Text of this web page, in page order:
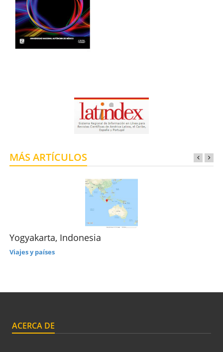
MÁS ARTÍCULOS
Yogyakarta, Indonesia
Viajes y países
ACERCA DE